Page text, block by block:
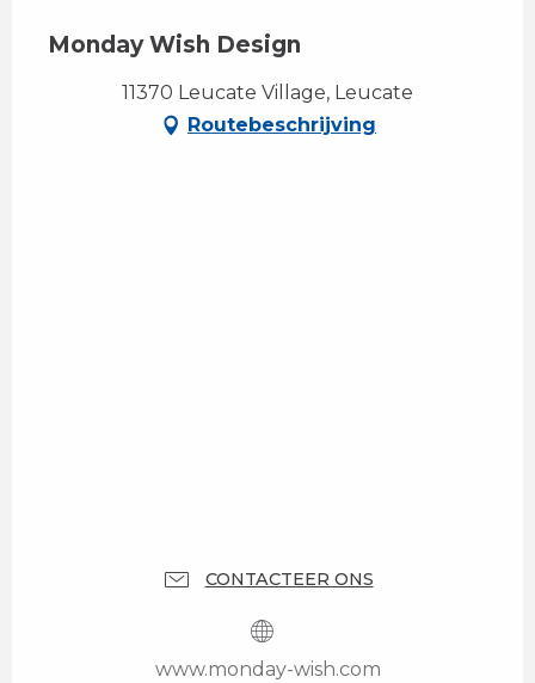
Monday Wish Design
11370 Leucate Village, Leucate
Routebeschrijving
CONTACTEER ONS
www.monday-wish.com